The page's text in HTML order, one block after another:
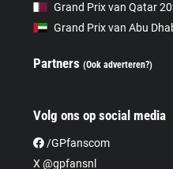
Grand Prix van Qatar
Grand Prix van Abu
Partners(Ook adverteren?)
Volg ons op social media
/GPfanscom
X @gpfansnl